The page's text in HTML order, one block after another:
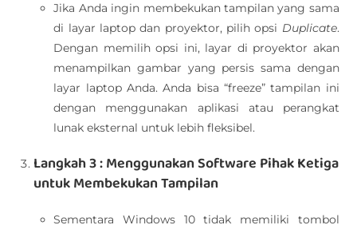
Jika Anda ingin membekukan tampilan yang sama
di layar laptop dan proyektor, pilih opsi Duplicate.
Dengan memilih opsi ini, layar di proyektor akan
menampilkan gambar yang persis sama dengan
layar laptop Anda. Anda bisa “freeze” tampilan ini
dengan menggunakan aplikasi atau perangkat
lunak eksternal untuk lebih fleksibel.
Langkah 3 : Menggunakan Software Pihak Ketiga
untuk Membekukan Tampilan
Sementara Windows 10 tidak memiliki tombol